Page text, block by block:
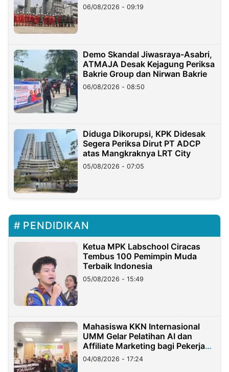
06/08/2026 - 09:19
Demo Skandal Jiwasraya-Asabri,
ATMAJA Desak Kejagung Periksa
Bakrie Group dan Nirwan Bakrie
06/08/2026 - 08:50
Diduga Dikorupsi, KPK Didesak
Segera Periksa Dirut PT ADCP
atas Mangkraknya LRT City
05/08/2026 - 07:05
PENDIDIKAN
Ketua MPK Labschool Ciracas
Tembus 100 Pemimpin Muda
Terbaik Indonesia
05/08/2026 - 15:49
Mahasiswa KKN Internasional
UMM Gelar Pelatihan AI dan
Affiliate Marketing bagi Pekerja
Migran Indonesia di Taiwan
04/08/2026 - 17:24